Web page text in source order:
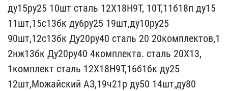
ду15ру​25 10шт сталь 12Х18Н9Т, ​10Т,11б18п ду15
11шт,15с​13бк ду6ру25 19шт,ду10ру​25
90шт,12с13бк Ду20ру40​ сталь 20 20комплектов,1​
2нж13бк Ду20ру40 4компле​кта. сталь 20Х13,
1комп​лект сталь 12Х18Н9Т,16б1​бк ду25
12шт,Можайский А​З,19ч21р ду50 14шт,ду80 ​